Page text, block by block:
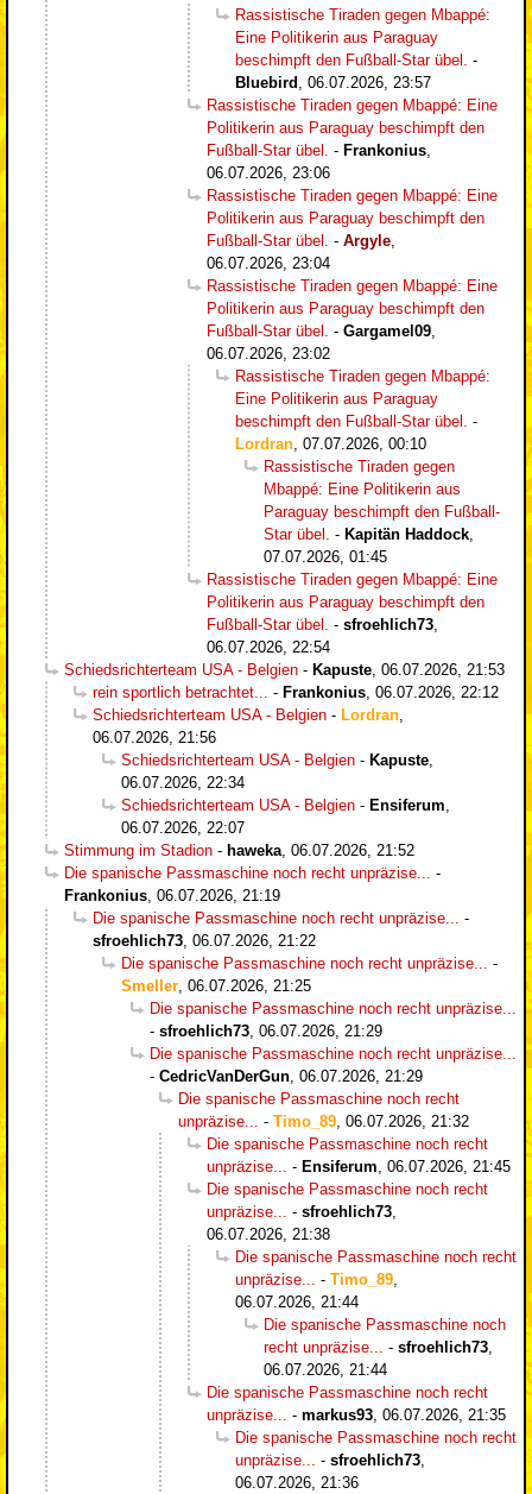
Rassistische Tiraden gegen Mbappé:
Eine Politikerin aus Paraguay
beschimpft den Fußball-Star übel.
-
Bluebird
06.07.2026, 23:57
Rassistische Tiraden gegen Mbappé: Eine
Politikerin aus Paraguay beschimpft den
Fußball-Star übel.
- Frankonius
06.07.2026, 23:06
Rassistische Tiraden gegen Mbappé: Eine
Politikerin aus Paraguay beschimpft den
Fußball-Star übel.
- Argyle
06.07.2026, 23:04
Rassistische Tiraden gegen Mbappé: Eine
Politikerin aus Paraguay beschimpft den
Fußball-Star übel.
- Gargamel09
06.07.2026, 23:02
Rassistische Tiraden gegen Mbappé:
Eine Politikerin aus Paraguay
beschimpft den Fußball-Star übel.
-
Lordran 07.07.2026, 00:10
Rassistische Tiraden gegen
Mbappé: Eine Politikerin aus
Paraguay beschimpft den Fußball-
Star übel.
- Kapitän Haddock
07.07.2026, 01:45
Rassistische Tiraden gegen Mbappé: Eine
Politikerin aus Paraguay beschimpft den
Fußball-Star übel.
- sfroehlich73
06.07.2026, 22:54
Schiedsrichterteam USA - Belgien - Kapuste 06.07.2026, 21:53
rein sportlich betrachtet...
- Frankonius 06.07.2026, 22:12
Schiedsrichterteam USA - Belgien - Lordran
06.07.2026, 21:56
Schiedsrichterteam USA - Belgien - Kapuste
06.07.2026, 22:34
Schiedsrichterteam USA - Belgien - Ensiferum
06.07.2026, 22:07
Stimmung im Stadion - haweka 06.07.2026, 21:52
Die spanische Passmaschine noch recht unpräzise...
-
Frankonius 06.07.2026, 21:19
Die spanische Passmaschine noch recht unpräzise...
-
sfroehlich73 06.07.2026, 21:22
Die spanische Passmaschine noch recht unpräzise...
-
Smeller 06.07.2026, 21:25
Die spanische Passmaschine noch recht unpräzise...
- sfroehlich73 06.07.2026, 21:29
Die spanische Passmaschine noch recht unpräzise...
- CedricVanDerGun 06.07.2026, 21:29
Die spanische Passmaschine noch recht
unpräzise...
- Timo_89 06.07.2026, 21:32
Die spanische Passmaschine noch recht
unpräzise...
- Ensiferum 06.07.2026, 21:45
Die spanische Passmaschine noch recht
unpräzise...
- sfroehlich73
06.07.2026, 21:38
Die spanische Passmaschine noch recht
unpräzise...
- Timo_89
06.07.2026, 21:44
Die spanische Passmaschine noch
recht unpräzise...
- sfroehlich73
06.07.2026, 21:44
Die spanische Passmaschine noch recht
unpräzise...
- markus93 06.07.2026, 21:35
Die spanische Passmaschine noch recht
unpräzise...
- sfroehlich73
06.07.2026, 21:36